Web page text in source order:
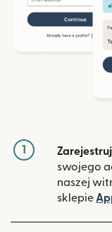
1
swojego
naszej
sklepie